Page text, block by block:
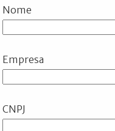
Nome
Empresa
CNPJ